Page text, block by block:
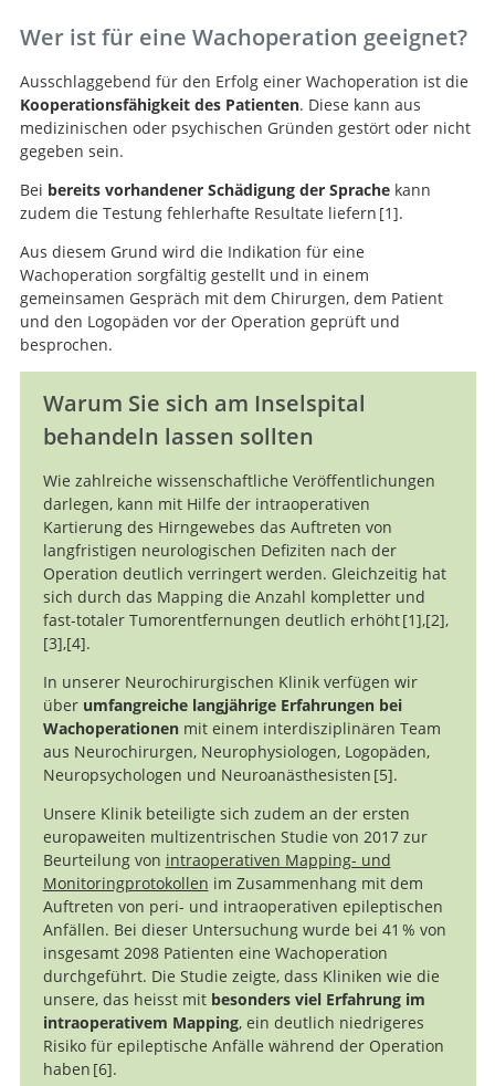
surgery for glioma: a prospective European Low Grade
Glioma Network multicenter study.
Wer ist für eine Wachoperation geeignet?
Ausschlaggebend für den Erfolg einer Wachoperation ist die
Kooperationsfähigkeit des Patienten. Diese kann aus
medizinischen oder psychischen Gründen gestört oder nicht
gegeben sein.
Bei bereits vorhandener Schädigung der Sprache kann
zudem die Testung fehlerhafte Resultate liefern 1
Impact of intraoperative stimulation
brain mapping on glioma surgery outcome: a meta-
analysis.
.
Aus diesem Grund wird die Indikation für eine
Wachoperation sorgfältig gestellt und in einem
gemeinsamen Gespräch mit dem Chirurgen, dem Patient
und den Logopäden vor der Operation geprüft und
besprochen.
Warum Sie sich am Inselspital
behandeln lassen sollten
Wie zahlreiche wissenschaftliche Veröffentlichungen
darlegen, kann mit Hilfe der intraoperativen
Kartierung des Hirngewebes das Auftreten von
langfristigen neurologischen Defiziten nach der
Operation deutlich verringert werden. Gleichzeitig hat
sich durch das Mapping die Anzahl kompletter und
fast-totaler Tumorentfernungen deutlich erhöht 1
Impact of intraoperative stimulation
brain mapping on glioma surgery outcome: a meta-
analysis.
, 2
intraoperative electrical stimulations in surgery of low
grade gliomas: a comparative study between two series
without (1985-96) and with (1996-2003) functional
mapping in the same institution.
,
3
Tolerance of awake
surgery for glioma: a prospective European Low Grade
Glioma Network multicenter study.
, 4
Functional mapping-
guided resection of low-grade gliomas in eloquent
areas of the brain: improvement of long-term survival.
.
In unserer Neurochirurgischen Klinik verfügen wir
über umfangreiche langjährige Erfahrungen bei
Wachoperationenmit einem interdisziplinären Team
aus Neurochirurgen, Neurophysiologen, Logopäden,
Neuropsychologen und Neuroanästhesisten 5
Extending
resection and preserving function: modern concepts of
glioma surgery.
.
Unsere Klinik beteiligte sich zudem an der ersten
europaweiten multizentrischen Studie von 2017 zur
Beurteilung von intraoperativen Mapping- und
Monitoringprotokollen im Zusammenhang mit dem
Auftreten von peri- und intraoperativen epileptischen
Anfällen. Bei dieser Untersuchung wurde bei 41 % von
insgesamt 2098 Patienten eine Wachoperation
durchgeführt. Die Studie zeigte, dass Kliniken wie die
unsere, das heisst mit besonders viel Erfahrung im
intraoperativem Mapping, ein deutlich niedrigeres
Risiko für epileptische Anfälle während der Operation
haben 6 .